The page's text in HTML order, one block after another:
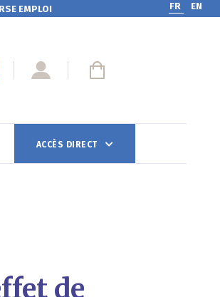
EMPLOI FR EN
ACCÈS DIRECT
de